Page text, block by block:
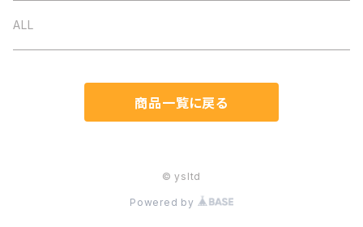
イヤリング
ベルト
春夏
ALL
商品一覧に戻る
© ysltd
Powered by